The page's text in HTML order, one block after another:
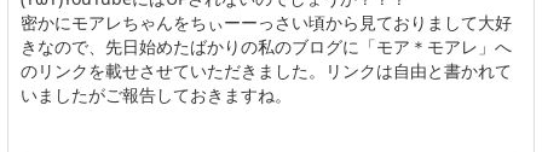
密かにモアレちゃんをちぃーーっさい頃から見ておりまして大好
きなので、先日始めたばかりの私のブログに「モア＊モアレ」へ
のリンクを載せさせていただきました。リンクは自由と書かれて
いましたがご報告しておきますね。